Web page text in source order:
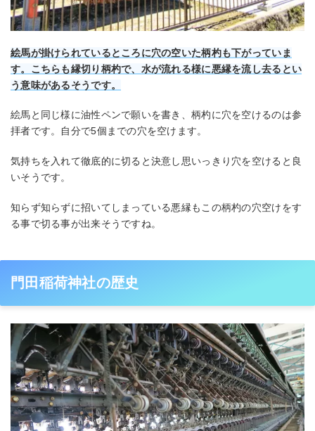
絵馬が掛けられているところに穴の空いた柄杓も下がっていま
す。こちらも縁切り柄杓で、水が流れる様に悪縁を流し去るとい
う意味があるそうです。
絵馬と同じ様に油性ペンで願いを書き、柄杓に穴を空けるのは参
拝者です。自分で5個までの穴を空けます。
気持ちを入れて徹底的に切ると決意し思いっきり穴を空けると良
いそうです。
知らず知らずに招いてしまっている悪縁もこの柄杓の穴空けをす
る事で切る事が出来そうですね。
門田稲荷神社の歴史